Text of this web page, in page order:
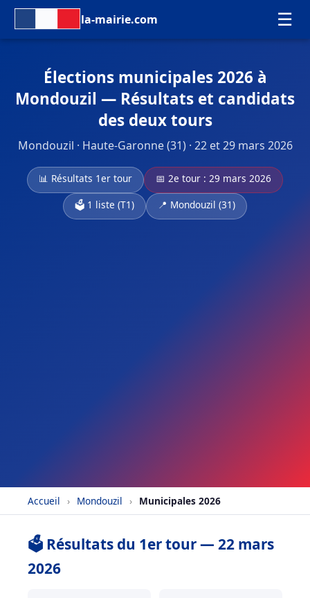
la-mairie.com ☰
Élections municipales 2026 à
Mondouzil — Résultats et candidats
des deux tours
Mondouzil · Haute-Garonne (31) · 22 et 29 mars 2026
📊 Résultats 1er tour
📅 2e tour : 29 mars 2026
🗳️ 1 liste (T1)
📍 Mondouzil (31)
Accueil › Mondouzil › Municipales 2026
🗳️ Résultats du 1er tour — 22 mars
2026